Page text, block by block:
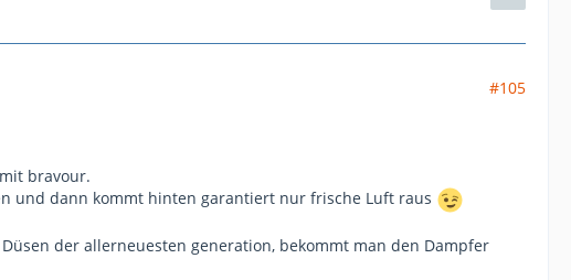
#105
bravour.
und dann kommt hinten garantiert nur frische Luft raus
der allerneuesten generation, bekommt man den Dampfer